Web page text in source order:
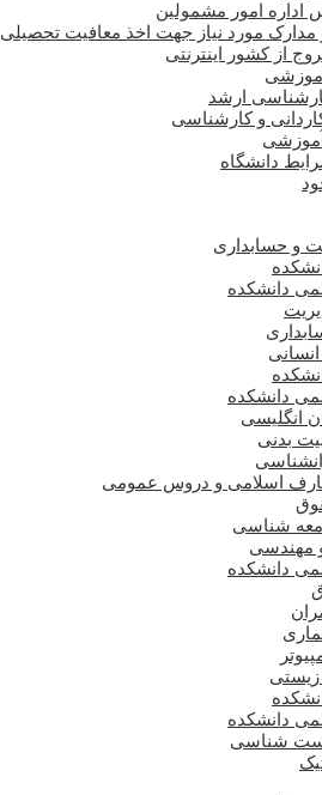
اداره امور مشمولین
مدارک مورد نیاز جهت اخذ معافیت تحصیلی
از کشور اینترنتی
ارشد
و کارشناسی
آموزشی
دانشگاه
و حسابداری
دانشکده
دانشکده
انگلیسی
بدنی
اسلامی و دروس عمومی
شناسی
مهندسی
دانشکده
زیستی
دانشکده
شناسی